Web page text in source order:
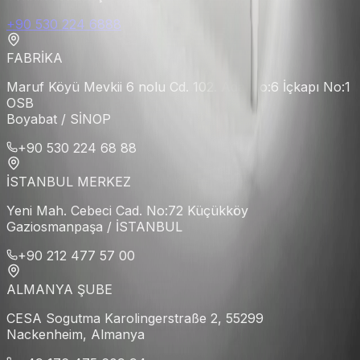
+90 530 224 6888
FABRİKA
Maruf Köyü Mevkii 6 nolu Cd. 102. Ada No:6 İçkapı No:1
OSB
Boyabat / SİNOP
+90 530 224 68 88
İSTANBUL MERKEZ
Yeni Mah. Cebeci Cad. No:72 Küçükköy
Gaziosmanpaşa / İSTANBUL
+90 212 477 57 00
ALMANYA ŞUBE
CESA Sogutma Karolingerstraße 2, 55299
Nackenheim, Almanya